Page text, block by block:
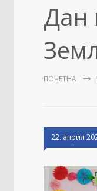
Дан
ПОЧЕТНА
22. април